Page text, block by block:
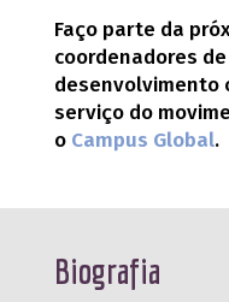
Faço parte da
coordenadores
desenvolvimento
serviço do
o Campus Global.
Biografia